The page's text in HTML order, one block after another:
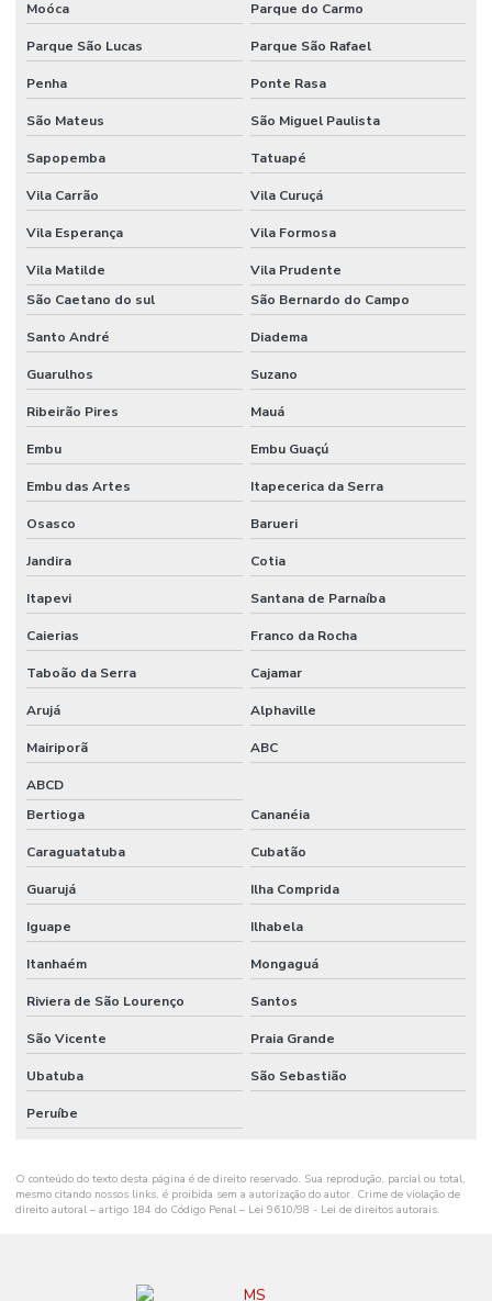
Fornecedor De Etiquetas Adesivas Sul
Fornecedor De Etiquetas Com Cola Hotmelt
Fornecedor De Etiquetas No Rio Grande Do Sul
Fornecedor De Etiquetas Térmicas Adesivas Em Minas Gerais
Fornecedor De Ribbon Cera No Paraná
Fornecedor Ribbon Cera 110x74 Em Minas Gerais
Fornecedores De Etiquetas Bopp Adesiva No Paraná
Fornecedores De Etiquetas Para Móveis Rs
Fornecedores De Etiquetas Removíveis
Fornecedores De Etiquetas Tag Para Roupas
Fornecedores De Etiquetas Térmicas Adesivas No Paraná
Fornecedores De Ribbon Cera Sul
Onde Comprar Etiquetas Couche Paraná
Onde Comprar Etiquetas Para Roupas Em Paraná
Onde Comprar Etiquetas Térmicas Adesivas No Sul
Onde Comprar Ribbon Cera 1 Polegada
Onde Comprar Ribbon Cera 110x74 No Paraná
Onde Comprar Ribbon Cera No Sul
Onde Comprar Ribbon Misto Paraná
Preço De Etiqueta De Gondola Branca Ou Amarela
Ribbon Cera 110mm
Ribbon Cera 110mm Distribuidor Em Mg
Ribbon Cera 110mm Para Impressão
Moóca Parque do Carmo
Parque São Lucas Parque São Rafael
Penha Ponte Rasa
São Mateus São Miguel Paulista
Sapopemba Tatuapé
Vila Carrão Vila Curuçá
Vila Esperança Vila Formosa
Vila Matilde
Vila Prudente
São Caetano do sul
São Bernardo do Campo
Santo André Diadema
Guarulhos Suzano
Ribeirão Pires Mauá
Embu Embu Guaçú
Embu das Artes Itapecerica da Serra
Osasco Barueri
Jandira Cotia
Itapevi Santana de Parnaíba
Caierias Franco da Rocha
Taboão da Serra Cajamar
Arujá Alphaville
Mairiporã ABC
ABCD
Bertioga
Cananéia
Caraguatatuba Cubatão
Guarujá Ilha Comprida
Iguape Ilhabela
Itanhaém Mongaguá
Riviera de São Lourenço Santos
São Vicente Praia Grande
Ubatuba São Sebastião
Peruíbe
O conteúdo do texto desta página é de direito reservado. Sua reprodução, parcial ou total,
mesmo citando nossos links, é proibida sem a autorização do autor. Crime de violação de
direito autoral – artigo 184 do Código Penal – Lei 9610/98 - Lei de direitos autorais.